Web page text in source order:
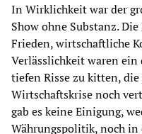
In Wirklichkeit war der
Show ohne Substanz.
Frieden, wirtschaftliche
Verlässlichkeit waren ein
tiefen Risse zu kitten,
Wirtschaftskrise noch
gab es keine Einigung,
Währungspolitik, noch in